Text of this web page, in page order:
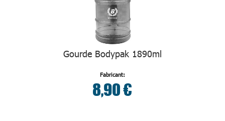
Gourde Bodypak 1890ml
Fabricant:
8,90 €